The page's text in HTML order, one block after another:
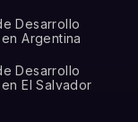
Desarrollo
Argentina
Desarrollo
El Salvador